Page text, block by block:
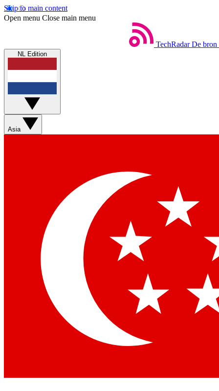
Skip to main content
Open menu Close main menu
TechRadar De bron
NL Edition
Asia